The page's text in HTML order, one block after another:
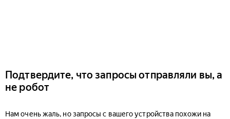
Подтвердите, что запросы отправляли вы, а
не робот
Нам очень жаль, но запросы с вашего устройства похожи на